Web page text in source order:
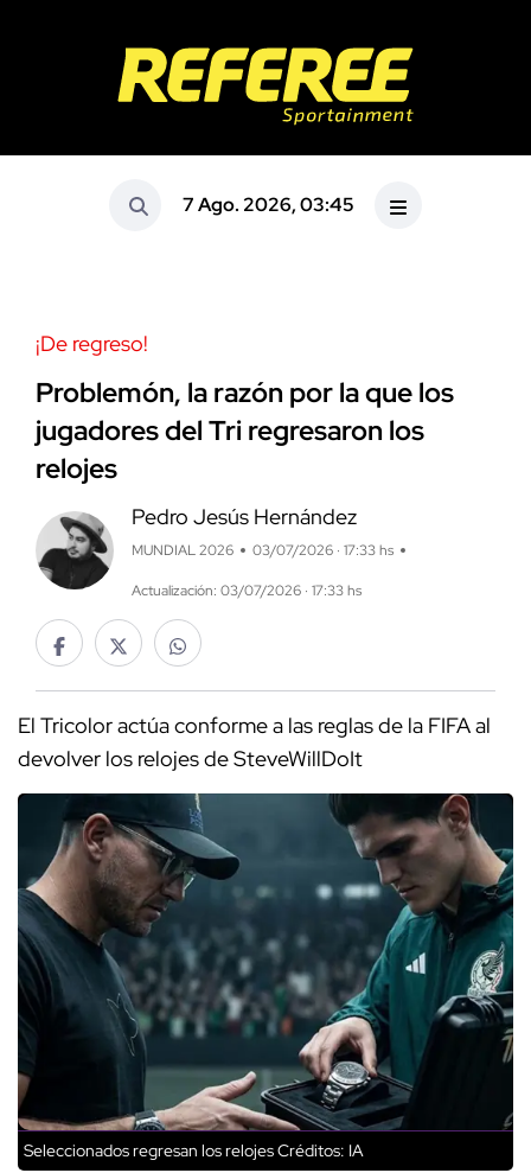
7 Ago. 2026, 03:45
¡De regreso!
Problemón, la razón por la que los
jugadores del Tri regresaron los
relojes
Pedro Jesús Hernández
MUNDIAL 2026 03/07/2026 · 17:33 hs
Actualización: 03/07/2026 · 17:33 hs
El Tricolor actúa conforme a las reglas de la FIFA al
devolver los relojes de SteveWillDoIt
Seleccionados regresan los relojesCréditos: IA